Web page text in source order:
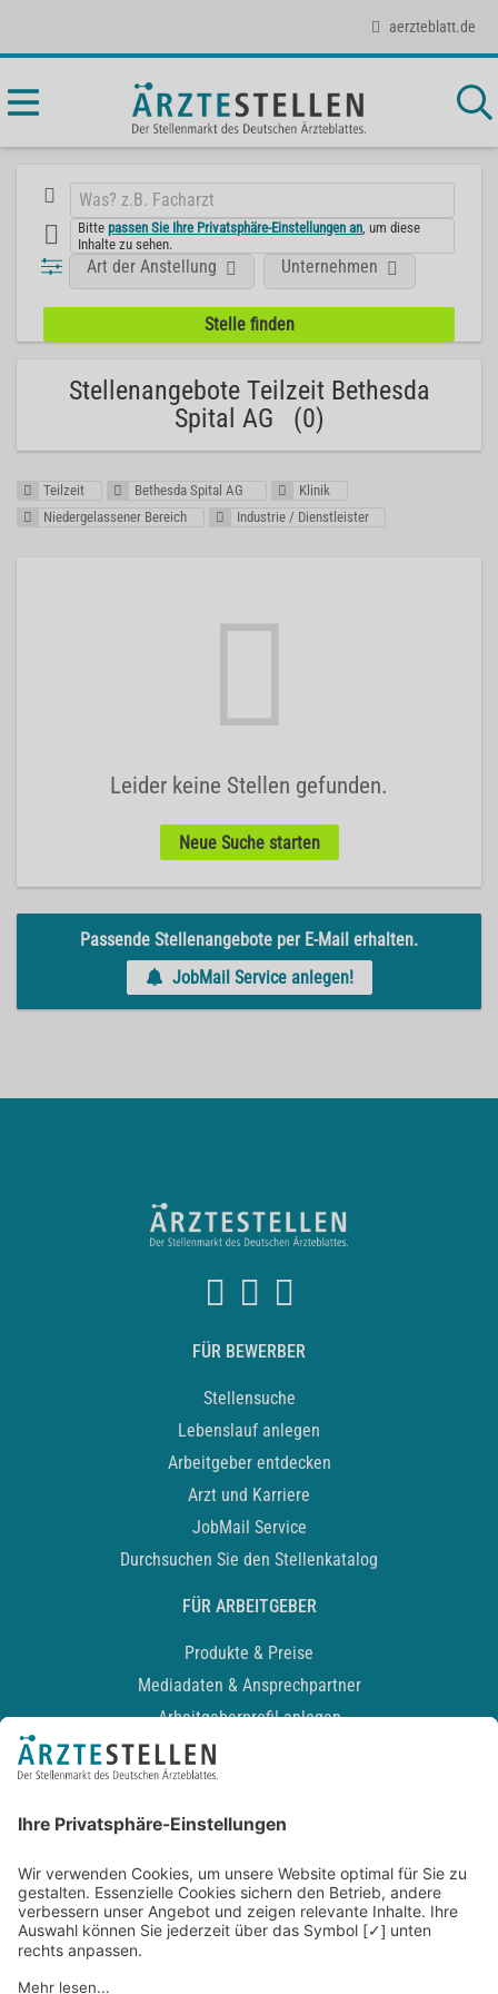
aerzteblatt.de
Bittepassen Sie Ihre Privatsphäre-Einstellungen an , um diese
Inhalte zu sehen.
Art der Anstellung Unternehmen
Stellenangebote Teilzeit Bethesda
Spital AG (0)
Teilzeit Bethesda Spital AG
Klinik
Niedergelassener Bereich
Industrie / Dienstleister
Leider keine Stellen gefunden.
Neue Suche starten
Passende Stellenangebote per E-Mail erhalten.
JobMail Service anlegen!
FÜR BEWERBER
Stellensuche
Lebenslauf anlegen
Arbeitgeber entdecken
Arzt und Karriere
JobMail Service
Durchsuchen Sie den Stellenkatalog
FÜR ARBEITGEBER
Produkte & Preise
Mediadaten & Ansprechpartner
Arbeitgeberprofil anlegen
Recruiting-Podcast
Kontakt
Datenschutz
Newsletter